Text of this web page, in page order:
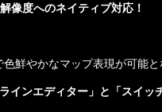
像度へのネイティブ対応！
鮮やかなマップ表現が可能
インエディター」と「スイッ